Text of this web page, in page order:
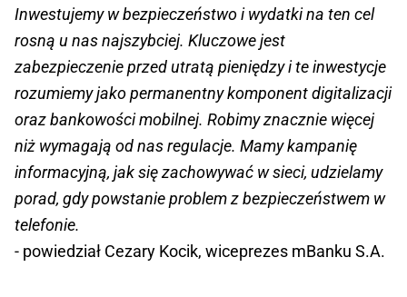
Inwestujemy w bezpieczeństwo i wydatki na ten cel
rosną u nas najszybciej. Kluczowe jest
zabezpieczenie przed utratą pieniędzy i te inwestycje
rozumiemy jako permanentny komponent digitalizacji
oraz bankowości mobilnej. Robimy znacznie więcej
niż wymagają od nas regulacje. Mamy kampanię
informacyjną, jak się zachowywać w sieci, udzielamy
porad, gdy powstanie problem z bezpieczeństwem w
telefonie.
- powiedział Cezary Kocik, wiceprezes mBanku S.A.